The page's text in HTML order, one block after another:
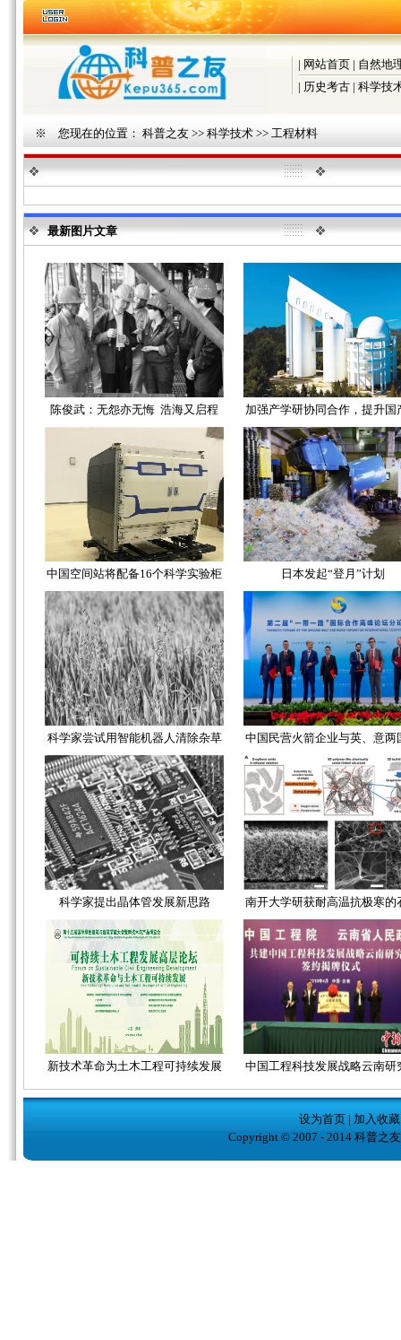
| 网站首页 | 自然地
| 历史考古 | 科学技
※ 您现在的位置： 科普之友 >> 科学技术 >> 工程材料
最新图片文章
陈俊武：无怨亦无悔 浩海又启程 加强产学研协同合作，提升国
中国空间站将配备16个科学实验柜 日本发起“登月”计划
科学家尝试用智能机器人清除杂草 中国民营火箭企业与英、意两
科学家提出晶体管发展新思路 南开大学研获耐高温抗极寒的
新技术革命为土木工程可持续发展 中国工程科技发展战略云南研
设为首页| 加入收藏
Copyright © 2007 - 2014 科普之